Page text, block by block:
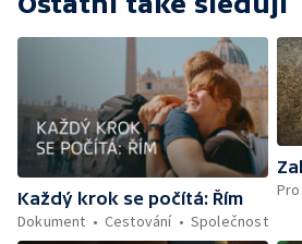
Každý krok se počítá: Řím
Dokument
Cestování Společnost